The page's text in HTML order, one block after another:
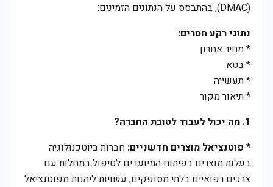
(DMAC), בהתבסס על הנתונים הזמינים:
נתוני רקע חסרים:
* מחיר אחרון
* בטא
* תעשייה
* תיאור מקור
1. מה יכול לעבוד לטובת החברה?
* פוטנציאל מוצרים חדשניים: חברות ביוטכנולוגיה
בעלות מוצרים בפיתוח המיועדים לטיפול במחלות עם
צרכים רפואיים בלתי מסופקים, עשויות ליהנות מפוטנציאל